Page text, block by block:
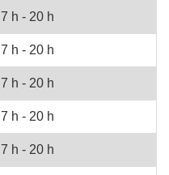
7 h - 20 h
7 h - 20 h
7 h - 20 h
7 h - 20 h
7 h - 20 h